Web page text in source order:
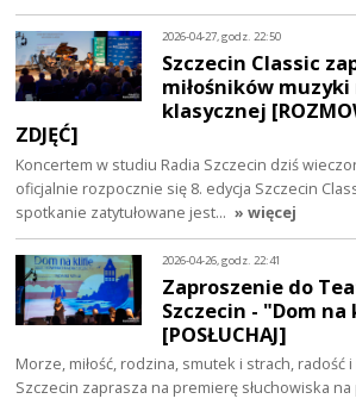
2026-04-27, godz. 22:50
Szczecin Classic
miłośników
klasycznej
ZDJĘĆ]
Koncertem w studiu Radia Szczecin dziś
oficjalnie rozpocznie się 8. edycja Szczecin
spotkanie zatytułowane jest… » więcej
2026-04-26, godz. 22:41
Zaproszenie do
Szczecin - "Dom
[POSŁUCHAJ]
Morze, miłość, rodzina, smutek i strach, radość
Szczecin zaprasza na premierę słuchowiska